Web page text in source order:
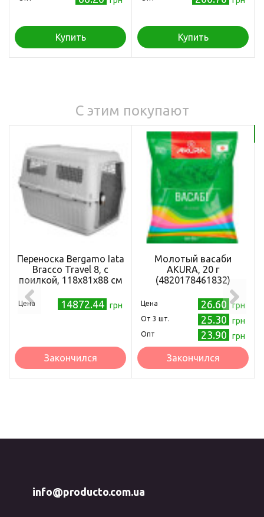
Купить Купить
С этим покупают
Переноска Bergamo Iata
Bracco Travel 8, с
поилкой, 118x81x88 см
Цена 14872.44 грн
Закончился
Молотый васаби
AKURA, 20 г
(4820178461832)
Цена 26.60 грн
Oт 3 шт. 25.30 грн
Опт 23.90 грн
Закончился
info@producto.com.ua